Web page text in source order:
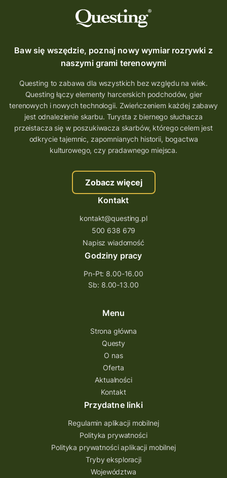
Baw się wszędzie, poznaj nowy wymiar rozrywki z
naszymi grami terenowymi
Questing to zabawa dla wszystkich bez względu na wiek.
Questing łączy elementy harcerskich podchodów, gier
terenowych i nowych technologii. Zwieńczeniem każdej zabawy
jest odnalezienie skarbu. Turysta z biernego słuchacza
przeistacza się w poszukiwacza skarbów, którego celem jest
odkrycie tajemnic, zapomnianych historii, bogactwa
kulturowego, czy pradawnego miejsca.
Zobacz więcej
Kontakt
kontakt@questing.pl
500 638 679
Napisz wiadomość
Godziny pracy
Pn-Pt: 8.00-16.00
Sb: 8.00-13.00
Menu
Strona główna
Questy
O nas
Oferta
Aktualności
Kontakt
Przydatne linki
Regulamin aplikacji mobilnej
Polityka prywatności
Polityka prywatności aplikacji mobilnej
Tryby eksploracji
Województwa